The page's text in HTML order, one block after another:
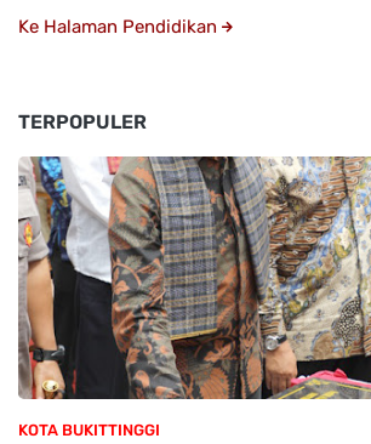
Ke Halaman Pendidikan
TERPOPULER
KOTA BUKITTINGGI